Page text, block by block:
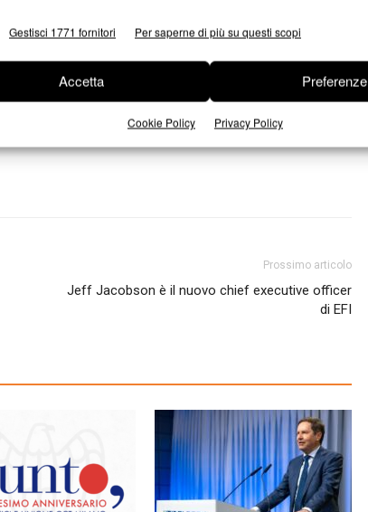
Gestisci 1771 fornitori Per saperne di più su questi scopi
Accetta Preferenze
Cookie Policy Privacy Policy
Prossimo articolo
Jeff Jacobson è il nuovo chief executive officer
di EFI